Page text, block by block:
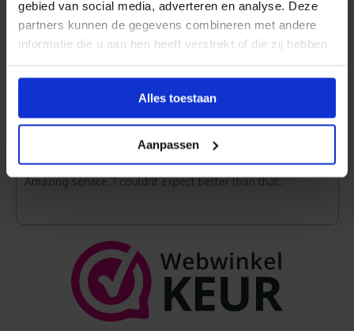
gebied van social media, adverteren en analyse. Deze
partners kunnen de gegevens combineren met andere
informatie die u aan hen heeft verstrekt of die zij hebben
Alles toestaan
Aanpassen
26-10-2025
Amazing service. I couldnt expect better than that.